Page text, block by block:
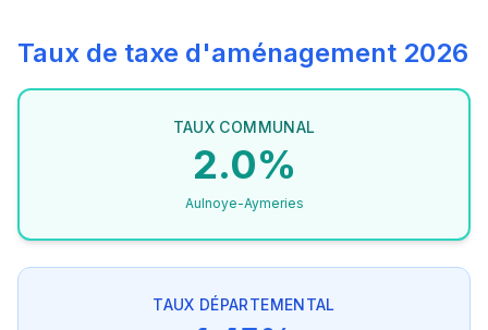
Taux de taxe d'aménagement 2026
TAUX COMMUNAL
2.0%
Aulnoye-Aymeries
TAUX DÉPARTEMENTAL